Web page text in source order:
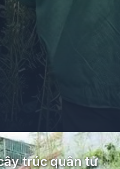
truc-quan-tu-260
trúc quân tử